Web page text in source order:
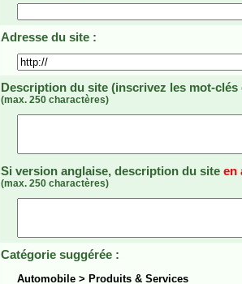
Adresse du site :
Description du site (inscrivez les mot-
(max. 250 charactères)
Si version anglaise, description du site en
(max. 250 charactères)
Catégorie suggérée :
Automobile > Produits & Services